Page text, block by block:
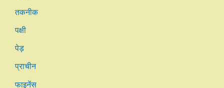
तकनीक
पक्षी
पेड़
प्राचीन
फाइनेंस